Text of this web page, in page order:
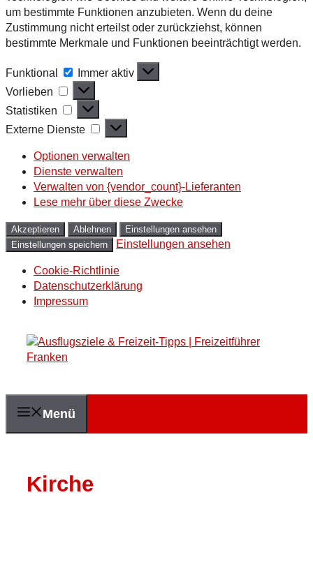
um bestimmte Funktionen anzubieten. Wenn du deine
Zustimmung nicht erteilst oder zurückziehst, können
bestimmte Merkmale und Funktionen beeinträchtigt werden.
Funktional Funktional
Immer aktiv
Vorlieben
Vorlieben
Statistiken
Statistiken
Externe Dienste
Externe
Dienste
Optionen verwalten
Dienste verwalten
Verwalten von {vendor_count}-Lieferanten
Lese mehr über diese Zwecke
Akzeptieren Ablehnen
Einstellungen ansehen
Einstellungen speichern
Einstellungen ansehen
Cookie-Richtlinie
Datenschutzerklärung
Impressum
Inhalt
springen
Menü
Kirche